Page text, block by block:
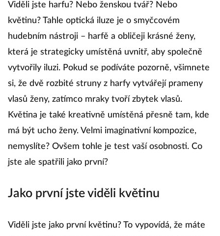
Viděli jste harfu? Nebo ženskou tvář? Nebo
květinu? Tahle optická iluze je o smyčcovém
hudebním nástroji – harfě a obličeji krásné ženy,
která je strategicky umístěná uvnitř, aby společně
vytvořily iluzi. Pokud se podíváte pozorně, všimnete
si, že dvě rozbité struny z harfy vytvářejí prameny
vlasů ženy, zatímco mraky tvoří zbytek vlasů.
Květina je také kreativně umístěná přesně tam, kde
má být ucho ženy. Velmi imaginativní kompozice,
nemyslíte? Ovšem tohle je test vaší osobnosti. Co
jste ale spatřili jako první?
Jako první jste viděli květinu
Viděli jste jako první květinu? To vypovídá, že máte